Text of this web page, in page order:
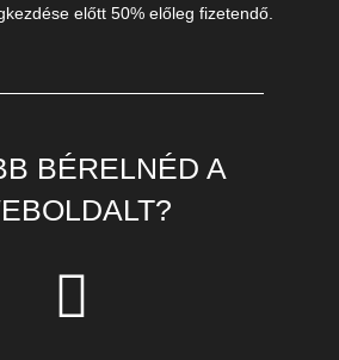
előtt 50% előleg fizetendő.
BÉRELNÉD A